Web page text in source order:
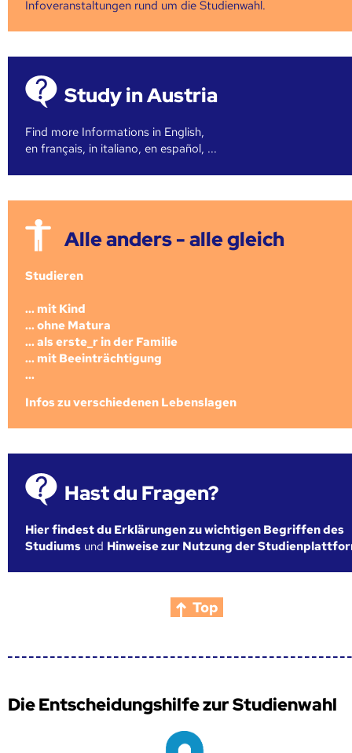
Infoveranstaltungen rund um die Studienwahl.
Study in Austria
Find more Informations in English,
en français, in italiano, en español, ...
Alle anders - alle gleich
Studieren
... mit Kind
... ohne Matura
... als erste_r in der Familie
... mit Beeinträchtigung
...
Infos zu verschiedenen Lebenslagen
Hast du Fragen?
Hier findest du Erklärungen zu wichtigen Begriffen des
Studiums und Hinweise zur Nutzung der
Top
Die Entscheidungshilfe zur Studienwahl